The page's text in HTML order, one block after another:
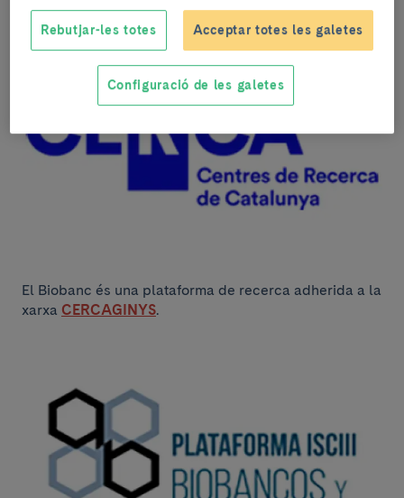
El Biobanc és una plataforma de recerca adherida a la
xarxa CERCAGINYS.
Rebutjar-les totes Acceptar totes les galetes
Configuració de les galetes